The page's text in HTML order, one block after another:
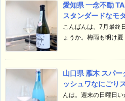
愛知県 一念不動
スタンダードなモ
こんばんは。7月最終
ょうか。梅雨も明け夏
山口県 雁木 スパ
ッシュワなにごり
んは。週末の日曜日